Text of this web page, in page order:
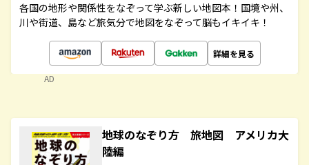
各国の地形や関係性をなぞって学ぶ新しい地図本！国境や州、
川や街道、島など旅気分で地図をなぞって脳もイキイキ！
詳細を見る
AD
地球のなぞり方 旅地図 アメリカ大
陸編